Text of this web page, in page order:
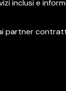
inclusi e
partner